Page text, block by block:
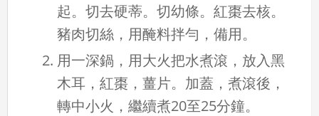
起。切去硬蒂。切幼條。紅棗去核。
豬肉切絲，用醃料拌勻，備用。
用一深鍋，用大火把水煮滾，放入黑
木耳，紅棗，薑片。加蓋，煮滾後，
轉中小火，繼續煮20至25分鐘。